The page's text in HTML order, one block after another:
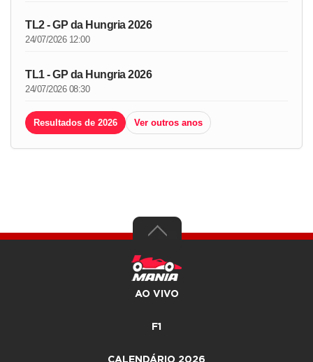
TL2 - GP da Hungria 2026
24/07/2026 12:00
TL1 - GP da Hungria 2026
24/07/2026 08:30
Resultados de 2026 Ver outros anos
AO VIVO
F1
CALENDÁRIO 2026